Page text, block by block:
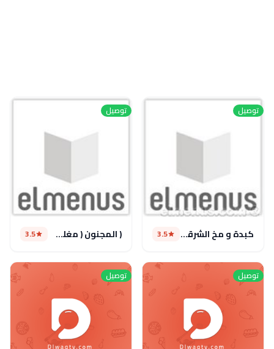
توصيل
كبدة و مخ الشرقاوى 3.5
توصيل
( المجنون ( مغلق مؤقتا 3.5
توصيل توصيل